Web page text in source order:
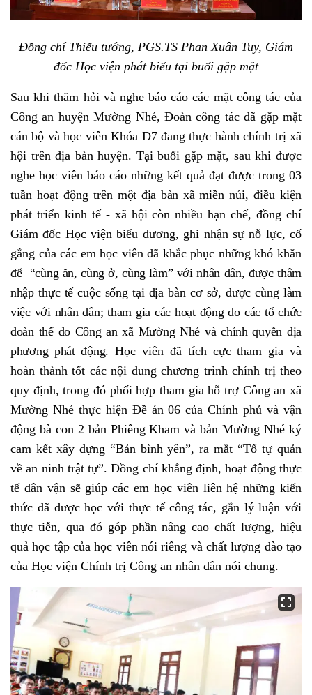
Đồng chí Thiếu tướng, PGS.TS Phan Xuân Tuy, Giám
đốc Học viện phát biểu tại buổi gặp mặt
Sau khi thăm hỏi và nghe báo cáo các mặt công tác của
Công an huyện Mường Nhé, Đoàn công tác đã gặp mặt
cán bộ và học viên Khóa D7 đang thực hành chính trị xã
hội trên địa bàn huyện. Tại buổi gặp mặt, sau khi được
nghe học viên báo cáo những kết quả đạt được trong 03
tuần hoạt động trên một địa bàn xã miền núi, điều kiện
phát triển kinh tế - xã hội còn nhiều hạn chế, đồng chí
Giám đốc Học viện biểu dương, ghi nhận sự nỗ lực, cố
gắng của các em học viên đã khắc phục những khó khăn
để “cùng ăn, cùng ở, cùng làm” với nhân dân, được thâm
nhập thực tế cuộc sống tại địa bàn cơ sở, được cùng làm
việc với nhân dân; tham gia các hoạt động do các tổ chức
đoàn thể do Công an xã Mường Nhé và chính quyền địa
phương phát động. Học viên đã tích cực tham gia và
hoàn thành tốt các nội dung chương trình chính trị theo
quy định, trong đó phối hợp tham gia hỗ trợ Công an xã
Mường Nhé thực hiện Đề án 06 của Chính phủ và vận
động bà con 2 bản Phiêng Kham và bản Mường Nhé ký
cam kết xây dựng “Bản bình yên”, ra mắt “Tổ tự quản
về an ninh trật tự”. Đồng chí khẳng định, hoạt động thực
tế dân vận sẽgiúp các em học viên liên hệ những kiến
thức đã được học với thực tế công tác, gắn lý luận với
thực tiễn, qua đó góp phần nâng cao chất lượng, hiệu
quả học tập của học viên nói riêng và chất lượng đào tạo
của Học viện Chính trị Công an nhân dân nói chung.